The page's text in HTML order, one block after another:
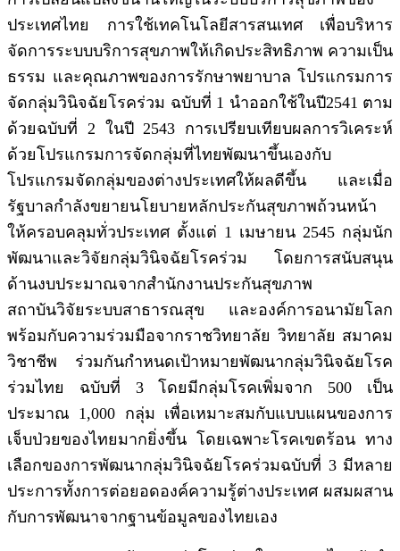
ประเทศไทย การใช้เทคโนโลยีสารสนเทศ เพื่อบริหาร
จัดการระบบบริการสุขภาพให้เกิดประสิทธิภาพ ความเป็น
ธรรม และคุณภาพของการรักษาพยาบาล โปรแกรมการ
จัดกลุ่มวินิจฉัยโรคร่วม ฉบับที่ 1 นำออกใช้ในปี2541 ตาม
ด้วยฉบับที่ 2 ในปี 2543 การเปรียบเทียบผลการวิเคระห์
ด้วยโปรแกรมการจัดกลุ่มที่ไทยพัฒนาขึ้นเองกับ
โปรแกรมจัดกลุ่มของต่างประเทศให้ผลดีขึ้น และเมื่อ
รัฐบาลกำลังขยายนโยบายหลักประกันสุขภาพถ้วนหน้า
ให้ครอบคลุมทั่วประเทศ ตั้งแต่ 1 เมษายน 2545 กลุ่มนัก
พัฒนาและวิจัยกลุ่มวินิจฉัยโรคร่วม โดยการสนับสนุน
ด้านงบประมาณจากสำนักงานประกันสุขภาพ
สถาบันวิจัยระบบสาธารณสุข และองค์การอนามัยโลก
พร้อมกับความร่วมมือจากราชวิทยาลัย วิทยาลัย สมาคม
วิชาชีพ ร่วมกันกำหนดเป้าหมายพัฒนากลุ่มวินิจฉัยโรค
ร่วมไทย ฉบับที่ 3 โดยมีกลุ่มโรคเพิ่มจาก 500 เป็น
ประมาณ 1,000 กลุ่ม เพื่อเหมาะสมกับแบบแผนของการ
เจ็บป่วยของไทยมากยิ่งขึ้น โดยเฉพาะโรคเขตร้อน ทาง
เลือกของการพัฒนากลุ่มวินิจฉัยโรคร่วมฉบับที่ 3 มีหลาย
ประการทั้งการต่อยอดองค์ความรู้ต่างประเทศ ผสมผสาน
กับการพัฒนาจากฐานข้อมูลของไทยเอง